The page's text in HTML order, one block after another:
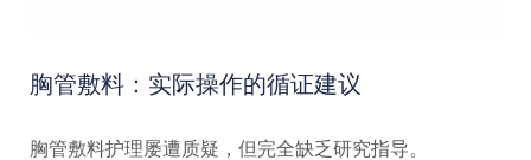
胸管敷料：实际操作的循证建议
胸管敷料护理屡遭质疑，但完全缺乏研究指导。